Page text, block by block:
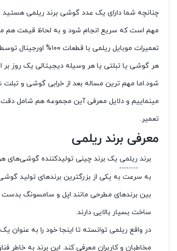
چنانچه شما دارای یک عدد گوشی برند ریلمی هستید
مهم است که سریع انجام شود و به لحاظ قیمت هم
تعمیرات موبایل ریلمی با قطعات ۱۰۰% اورجینال توسط تکنسین های فوق حرفه ای توسط تعمیرات موبایل ریلمی در ایران ، بایمو
هر گوشی یا تبلتی یا هر وسیله دیجیتالی یک روز بر
شود.اما مهم ترین مساله بعد از خرابی گوشی و تبلت
مینماییم و دلایل معرفی آین مجموعه هم شامل دقت
تعمیر.
معرفی برند ریلمی
برند ریلمی
بین برندهای مطرحی مانند اپل و سامسونگ بدست
ساخت بسیار بالایی دارند.
در واقع ریلمی توانسته تا اینجا خود را به
مخاطبان و کاربران معرفی کند. این برند به